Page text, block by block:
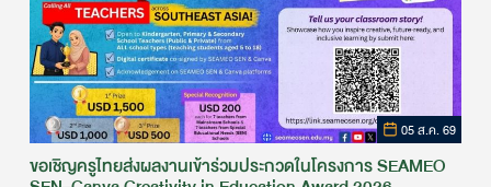
05 ส.ค. 69
ขอเชิญครูไทยส่งผลงานเข้าร่วมประกวดในโครงการ SEAMEO